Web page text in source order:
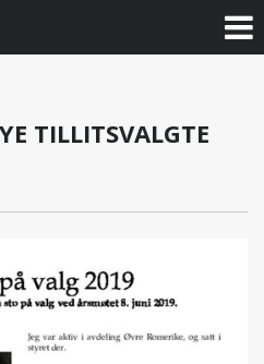
TILLITSVALGTE